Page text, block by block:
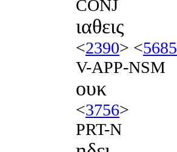
CONJ
ιαθεις
<2390> <5685
V-APP-NSM
ουκ
<3756>
PRT-N